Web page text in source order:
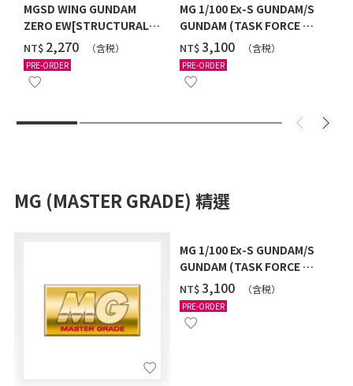
MGSD WING GUNDAM
ZERO EW[STRUCTURAL
COATING/BLACK] [2026年
12月發送]
NT$ ‌2,270 （含税）
PRE-ORDER
MG 1/100 Ex-S GUNDAM/S
GUNDAM (TASK FORCE α
Ver.) [2026年10月發送]
NT$‌3,100 （含税）
PRE-ORDER
MG (MASTER GRADE) 精選
MG 1/100 Ex-S GUNDAM/S
GUNDAM (TASK FORCE α
Ver.) [2026年10月發送]
NT$‌3,100 （含税）
PRE-ORDER